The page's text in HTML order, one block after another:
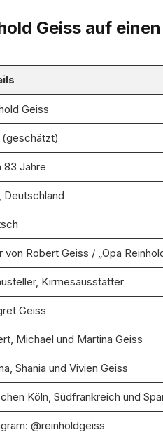
Geiss auf
Geiss
(geschätzt)
83 Jahre
Deutschland
von Robert Geiss / „Opa
Kirmesausstatter
Geiss
Michael und Martina Geiss
Shania und Vivien Geiss
Köln, Südfrankreich und
@reinholdgeiss